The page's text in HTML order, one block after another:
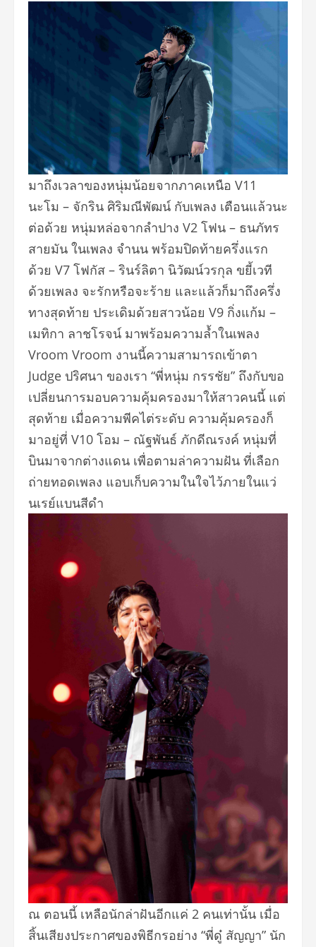
มาถึงเวลาของหนุ่มน้อยจากภาคเหนือ V11
นะโม – จักริน ศิริมณีพัฒน์ กับเพลง เตือนแล้วนะ
ต่อด้วย หนุ่มหล่อจากลำปาง V2 โฟน – ธนภัทร
สายมัน ในเพลง จำนน พร้อมปิดท้ายครึ่งแรก
ด้วย V7 โฟกัส – รินร์ลิตา นิวัฒน์วรกุล ขยี้เวที
ด้วยเพลง จะรักหรือจะร้าย และแล้วก็มาถึงครึ่ง
ทางสุดท้าย ประเดิมด้วยสาวน้อย V9 กิ่งแก้ม –
เมทิกา ลาชโรจน์ มาพร้อมความล้ำในเพลง
Vroom Vroom งานนี้ความสามารถเข้าตา
Judge ปริศนา ของเรา “พี่หนุ่ม กรรชัย” ถึงกับขอ
เปลี่ยนการมอบความคุ้มครองมาให้สาวคนนี้ แต่
สุดท้าย เมื่อความพีคไต่ระดับ ความคุ้มครองก็
มาอยู่ที่ V10 โอม – ณัฐพันธ์ ภักดีณรงค์ หนุ่มที่
บินมาจากต่างแดน เพื่อตามล่าความฝัน ที่เลือก
ถ่ายทอดเพลง แอบเก็บความในใจไว้ภายในแว่
นเรย์แบนสีดำ
ณ ตอนนี้ เหลือนักล่าฝันอีกแค่ 2 คนเท่านั้น เมื่อ
สิ้นเสียงประกาศของพิธีกรอย่าง “พี่ดู๋ สัญญา” นัก